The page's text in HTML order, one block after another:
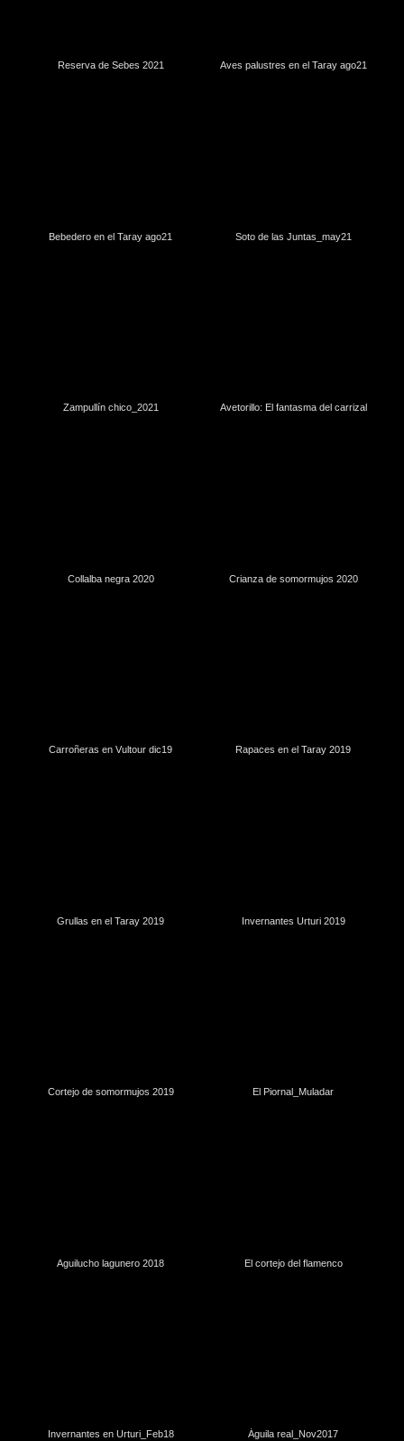
Reserva de Sebes 2021 Aves palustres en el Taray ago21
Bebedero en el Taray ago21 Soto de las Juntas_may21
Zampullín chico_2021 Avetorillo: El fantasma del carrizal
Collalba negra 2020 Crianza de somormujos 2020
Carroñeras en Vultour dic19 Rapaces en el Taray 2019
Grullas en el Taray 2019 Invernantes Urturi 2019
Cortejo de somormujos 2019 El Piornal_Muladar
Aguilucho lagunero 2018 El cortejo del flamenco
Invernantes en Urturi_Feb18 Águila real_Nov2017